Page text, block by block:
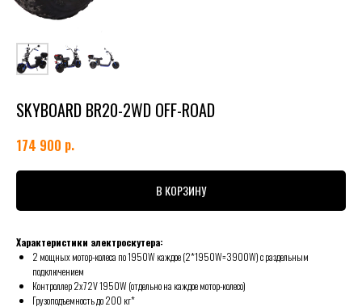
SKYBOARD BR20-2WD OFF-ROAD
174 900 р.
В КОРЗИНУ
Характеристики электроскутера:
2 мощных мотор-колеса по 1950W каждое (2*1950W=3900W) с раздельным
подключением
Контроллер 2x72V 1950W (отдельно на каждое мотор-колесо)
Грузоподъемность до 200 кг*